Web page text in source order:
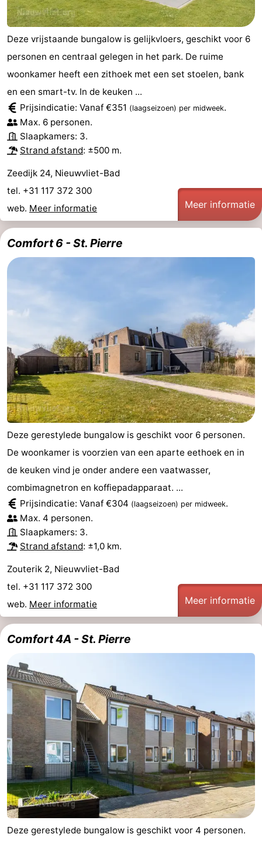
Evenementen
Praktisch
Forum
Reisboekenwinkel
Nieuws
Route
-
Parkeren
Medische
adressen
Regio
Zeeland
Walcheren
-
Domburg
-
Zoutelande
-
Vlissingen
-
Middelburg
Zeeuws-
Vlaanderen
-
Nieuwvliet
-
Breskens
-
Sluis
-
Cadzand-
Dorp
-
Retranchement
-
Natuur
Zwin
West-
Brugge
-
Gent
De
Kust
Knokke-
Heist
-
Zeebrugge
-
Blankenberge
-
Wenduine
Weer
Deze vrijstaande bungalow is gelijkvloers, geschikt voor 6
personen en centraal gelegen in het park. De ruime
woonkamer heeft een zithoek met een set stoelen, bank
en een smart-tv. In de keuken ...
Prijsindicatie: Vanaf €351 (laagseizoen) per midweek.
Max. 6 personen.
Slaapkamers: 3.
Strand afstand: ±500 m.
Zeedijk 24, Nieuwvliet-Bad
tel. +31 117 372 300
web. Meer informatie Meer informatie
Comfort 6 - St. Pierre
Deze gerestylede bungalow is geschikt voor 6 personen.
De woonkamer is voorzien van een aparte eethoek en in
de keuken vind je onder andere een vaatwasser,
combimagnetron en koffiepadapparaat. ...
Prijsindicatie: Vanaf €304 (laagseizoen) per midweek.
Max. 4 personen.
Slaapkamers: 3.
Strand afstand: ±1,0 km.
Zouterik 2, Nieuwvliet-Bad
tel. +31 117 372 300
web. Meer informatie Meer informatie
Comfort 4A - St. Pierre
Deze gerestylede bungalow is geschikt voor 4 personen.